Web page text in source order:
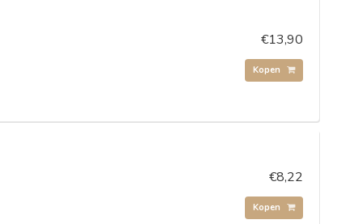
€13,90
Kopen
€8,22
Kopen